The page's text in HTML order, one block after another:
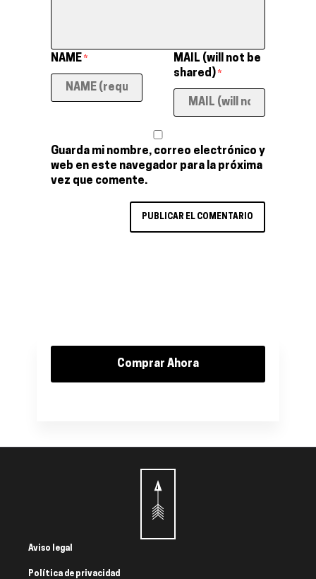
NAME *
MAIL (will not be
shared) *
Guarda mi nombre, correo electrónico y
web en este navegador para la próxima
vez que comente.
Comprar Ahora
Aviso legal
Política de privacidad